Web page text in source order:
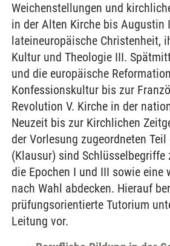
Weichenstellungen und
in der Alten Kirche bis Augustin
lateineuropäische Christenheit,
Kultur und Theologie III.
und die europäische
Konfessionskultur bis zur
Revolution V. Kirche in der
Neuzeit bis zur Kirchlichen
der Vorlesung zugeordneten
(Klausur) sind Schlüsselbegriffe
die Epochen I und III sowie eine
nach Wahl abdecken. Hierauf
prüfungsorientierte Tutorium
Leitung vor.